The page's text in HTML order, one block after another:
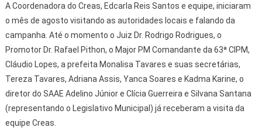
A Coordenadora do Creas, Edcarla Reis Santos e equipe, iniciaram
o mês de agosto visitando as autoridades locais e falando da
campanha. Até o momento o Juiz Dr. Rodrigo Rodrigues, o
Promotor Dr. Rafael Pithon, o Major PM Comandante da 63ª CIPM,
Cláudio Lopes, a prefeita Monalisa Tavares e suas secretárias,
Tereza Tavares, Adriana Assis, Yanca Soares e Kadma Karine, o
diretor do SAAE Adelino Júnior e Clícia Guerreira e Silvana Santana
(representando o Legislativo Municipal) já receberam a visita da
equipe Creas.